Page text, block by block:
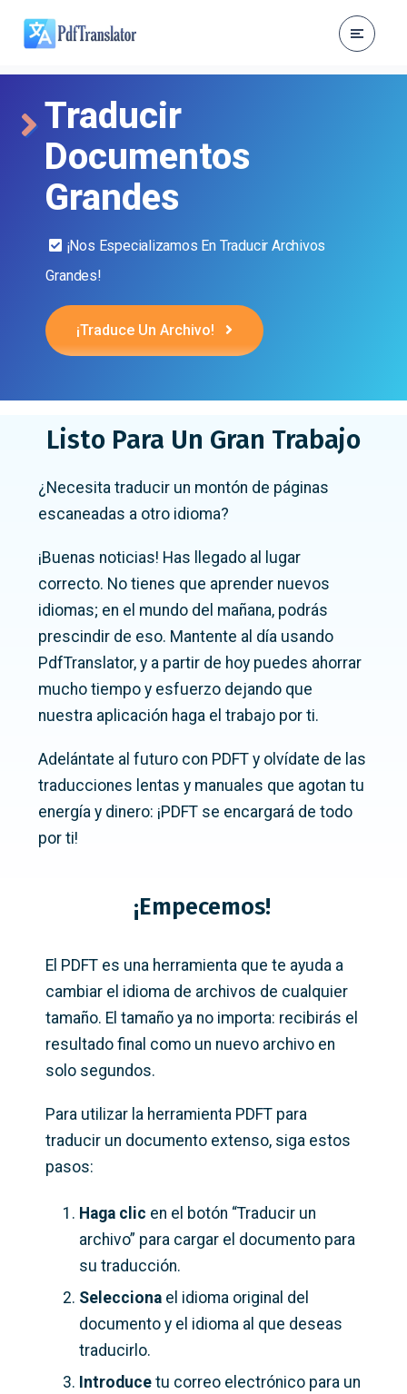
Traducir
Documentos
Grandes
¡Nos Especializamos En Traducir Archivos
Grandes!
¡Traduce Un Archivo!
Listo Para Un Gran Trabajo
¿Necesita traducir un montón de páginas
escaneadas a otro idioma?
¡Buenas noticias! Has llegado al lugar
correcto. No tienes que aprender nuevos
idiomas; en el mundo del mañana, podrás
prescindir de eso. Mantente al día usando
PdfTranslator, y a partir de hoy puedes ahorrar
mucho tiempo y esfuerzo dejando que
nuestra aplicación haga el trabajo por ti.
Adelántate al futuro con PDFT y olvídate de las
traducciones lentas y manuales que agotan tu
energía y dinero: ¡PDFT se encargará de todo
por ti!
¡Empecemos!
El PDFT es una herramienta que te ayuda a
cambiar el idioma de archivos de cualquier
tamaño. El tamaño ya no importa: recibirás el
resultado final como un nuevo archivo en
solo segundos.
Para utilizar la herramienta PDFT para
traducir un documento extenso, siga estos
pasos:
Haga clic en el botón “Traducir un
archivo” para cargar el documento para
su traducción.
Selecciona el idioma original del
documento y el idioma al que deseas
traducirlo.
Introduce tu correo electrónico para un